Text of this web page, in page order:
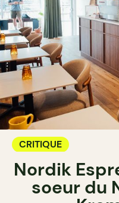
CRITIQUE
Nordik
soeur du